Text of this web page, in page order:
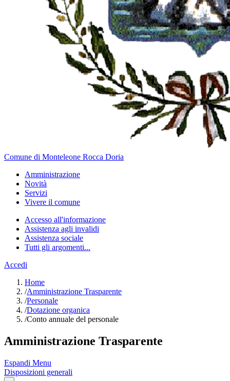
Comune di Monteleone Rocca Doria
Amministrazione
Novità
Servizi
Vivere il comune
Accesso all'informazione
Assistenza agli invalidi
Assistenza sociale
Tutti gli argomenti...
Accedi
Home
/Amministrazione Trasparente
/Personale
/Dotazione organica
/Conto annuale del personale
Amministrazione Trasparente
Espandi Menu
Disposizioni generali